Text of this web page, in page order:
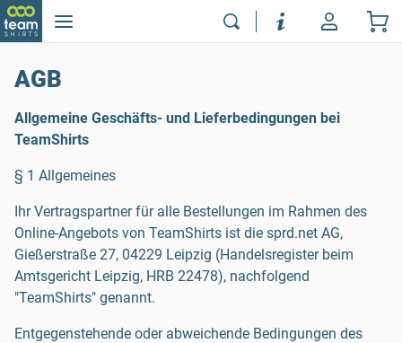
AGB
Allgemeine Geschäfts- und Lieferbedingungen bei
TeamShirts
§ 1 Allgemeines
Ihr Vertragspartner für alle Bestellungen im Rahmen des
Online-Angebots von TeamShirts ist die sprd.net AG,
Gießerstraße 27, 04229 Leipzig (Handelsregister beim
Amtsgericht Leipzig, HRB 22478), nachfolgend
"TeamShirts" genannt.
Entgegenstehende oder abweichende Bedingungen des